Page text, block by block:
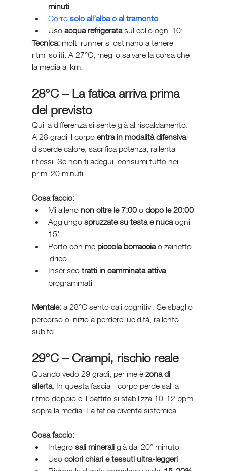
minuti
Corro solo all’alba o al tramonto
Uso acqua refrigerata sul collo ogni 10’
Tecnica: molti runner si ostinano a tenere i
ritmi soliti. A 27°C, meglio salvare la corsa che
la media al km.
28°C – La fatica arriva prima
del previsto
Qui la differenza si sente già al riscaldamento.
A 28 gradi il corpo entra in modalità difensiva:
disperde calore, sacrifica potenza, rallenta i
riflessi. Se non ti adegui, consumi tutto nei
primi 20 minuti.
Cosa faccio:
Mi alleno non oltre le 7:00 o dopo le 20:00
Aggiungo spruzzate su testa e nuca ogni
15’
Porto con me piccola borraccia o zainetto
idrico
Inserisco tratti in camminata attiva,
programmati
Mentale: a 28°C sento cali cognitivi. Se sbaglio
percorso o inizio a perdere lucidità, rallento
subito.
29°C – Crampi, rischio reale
Quando vedo 29 gradi, per me è zona di
allerta. In questa fascia il corpo perde sali a
ritmo doppio e il battito si stabilizza 10-12 bpm
sopra la media. La fatica diventa sistemica.
Cosa faccio:
Integro sali minerali già dal 20° minuto
Uso colori chiari e tessuti ultra-leggeri